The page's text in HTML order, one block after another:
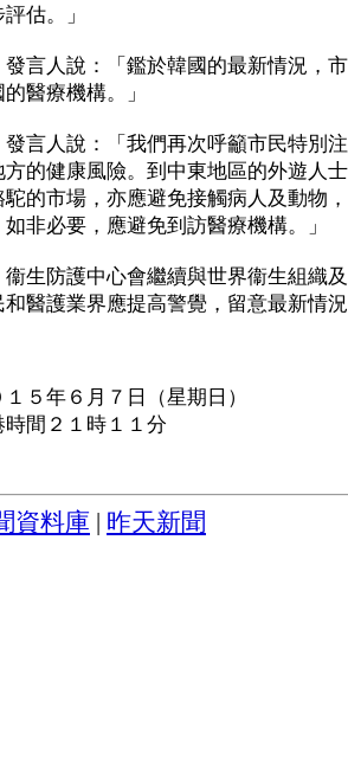
估。」
人說：「鑑於韓國的最新情況，市
醫療機構。」
人說：「我們再次呼籲市民特別注
方的健康風險。到中東地區的外遊人
駝的市場，亦應避免接觸病人及動物
如非必要，應避免到訪醫療機構。」
防護中心會繼續與世界衞生組織及
和醫護業界應提高警覺，留意最新情
１５年６月７日（星期日）
時間２１時１１分
資料庫 昨天新聞